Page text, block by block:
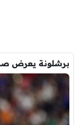
برشلونة يعرض